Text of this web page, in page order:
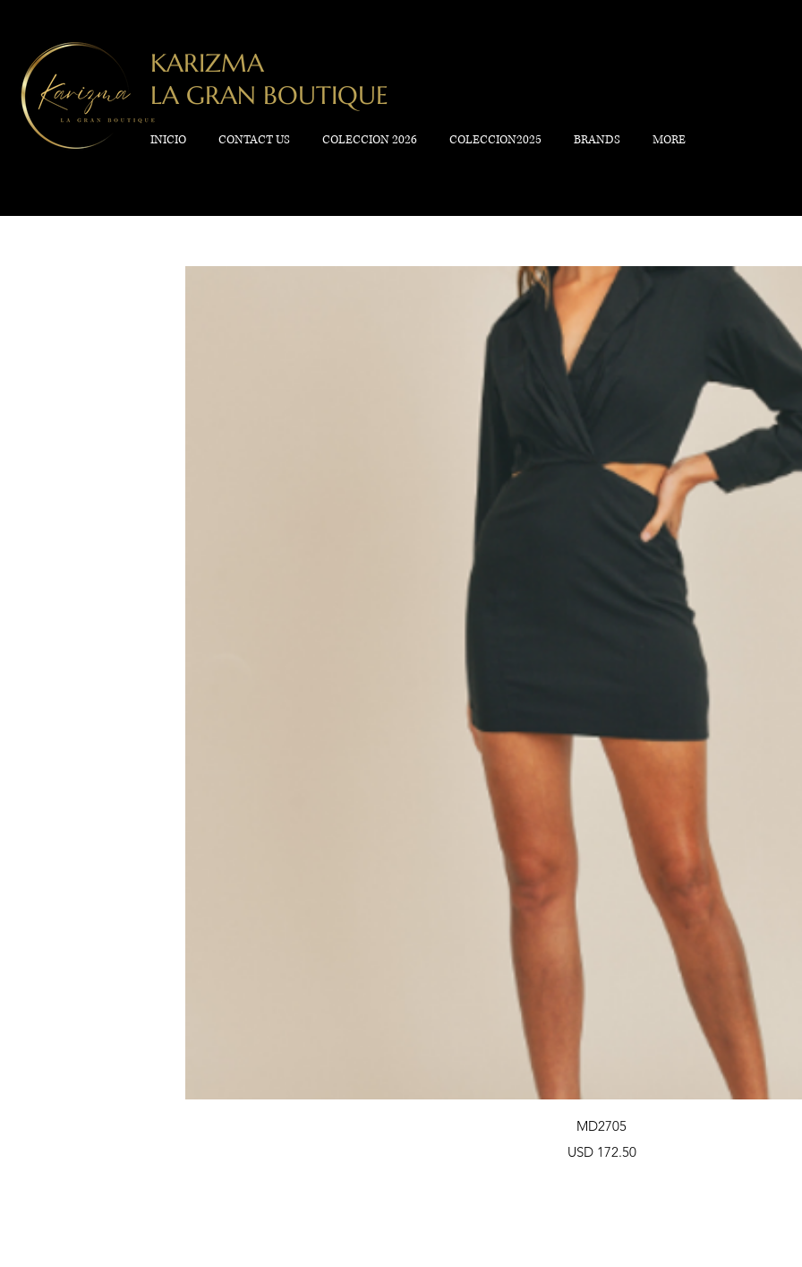
INICIO CONTACT US COLECCION 2026 COLECCION2025 BRANDS MORE
KARIZMA
LA GRAN BOUTIQUE
Vista rápida
MD2705
Precio
USD 172.50